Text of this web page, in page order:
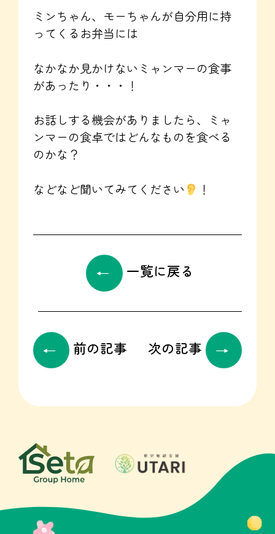
ミンちゃん、モーちゃんが自分用に持
ってくるお弁当には
なかなか見かけないミャンマーの食事
があったり・・・！
お話しする機会がありましたら、ミャ
ンマーの食卓ではどんなものを食べる
のかな？
などなど聞いてみてください ！
前の記事
一覧に戻る
次の記事